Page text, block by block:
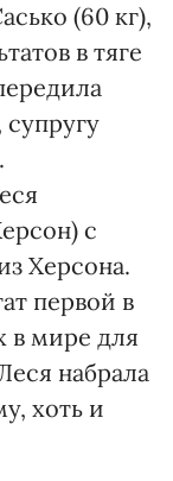
(60 кг),
в тяге
с
Херсона.
первой в
в мире для
набрала
хоть и